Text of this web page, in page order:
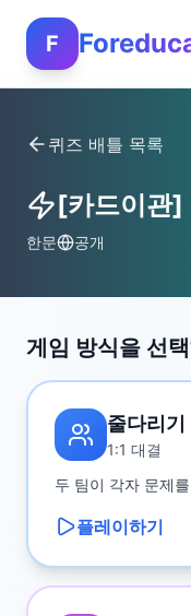
F
퀴즈 배틀 목록
[카드이관]
한문 공개
게임 방식을 선
줄다리기
1:1 대결
두 팀이 각자 문제
플레이하기